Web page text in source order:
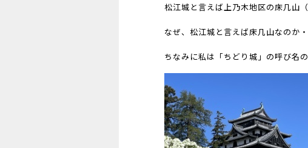
松江城と言えば上乃木地区の床几山
なぜ、松江城と言えば床几山なのか
ちなみに私は「ちどり城」の呼び名